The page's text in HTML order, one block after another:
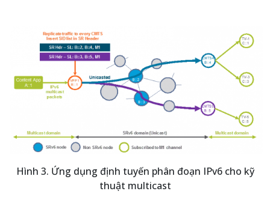
Hình 3. Ứng dụng định tuyến phân đoạn IPv6 cho kỹ
thuật multicast